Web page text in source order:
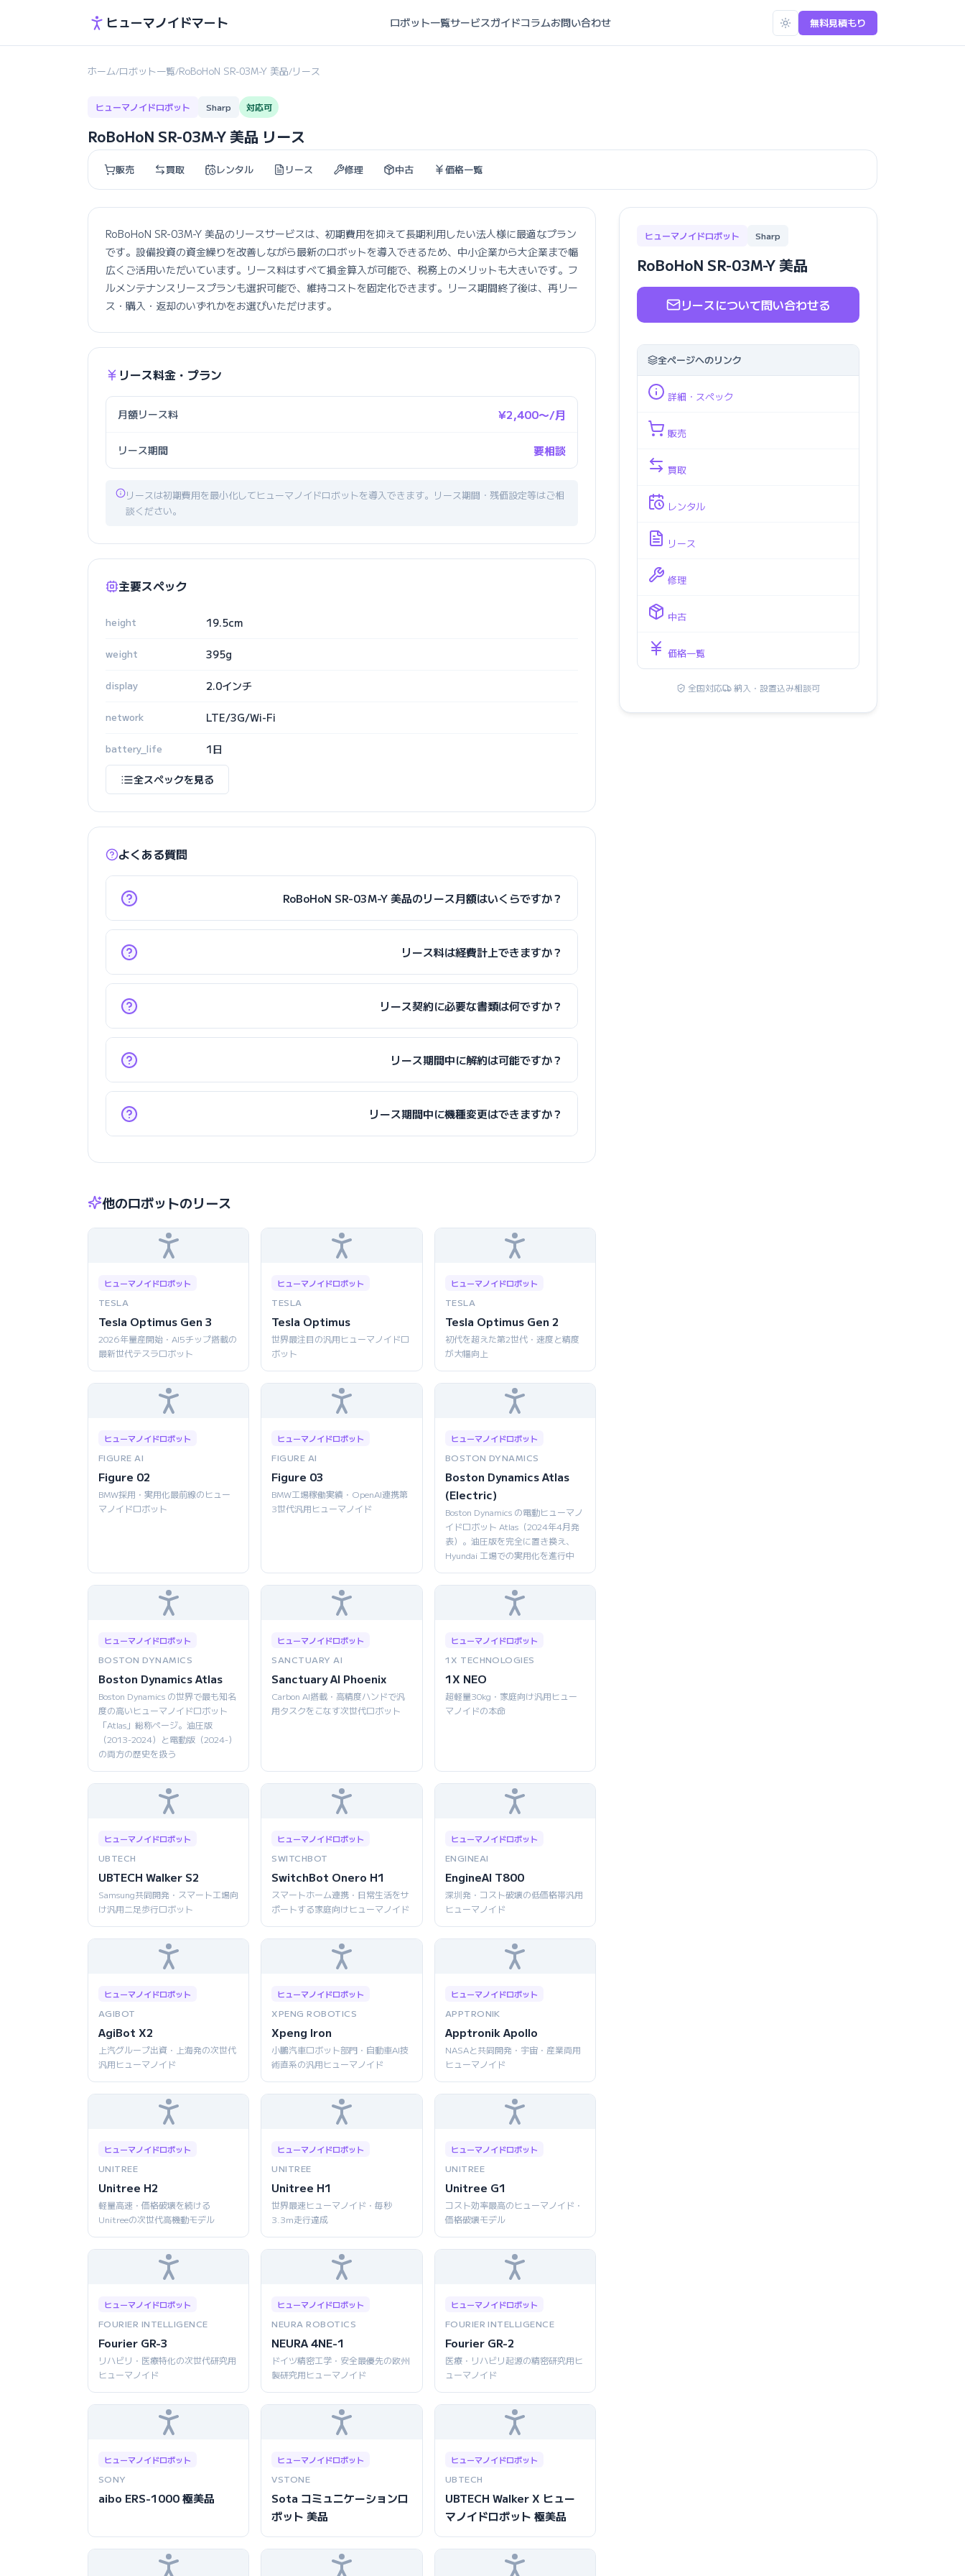
ヒューマノイドマート ロボット一覧サービスガイドコラムお問い合わせ 無料見積もり
ホーム/ロボット一覧/RoBoHoN SR-03M-Y 美品/リース
ヒューマノイドロボット Sharp 対応可
RoBoHoN SR-03M-Y 美品 リース
販売 買取 レンタル リース 修理 中古 価格一覧
RoBoHoN SR-03M-Y 美品のリースサービスは、初期費用を抑えて長期利用したい法人様に最適なプラン
です。設備投資の資金繰りを改善しながら最新のロボットを導入できるため、中小企業から大企業まで幅
広くご活用いただいています。リース料はすべて損金算入が可能で、税務上のメリットも大きいです。フ
ルメンテナンスリースプランも選択可能で、維持コストを固定化できます。リース期間終了後は、再リー
ス・購入・返却のいずれかをお選びいただけます。
リース料金・プラン
月額リース料 ¥2,400〜/月
リース期間 要相談
リースは初期費用を最小化してヒューマノイドロボットを導入できます。リース期間・残価設定等はご相
談ください。
主要スペック
height 19.5cm
weight 395g
display 2.0インチ
network LTE/3G/Wi-Fi
battery_life 1日
全スペックを見る
よくある質問
RoBoHoN SR-03M-Y 美品のリース月額はいくらですか？
リース料は経費計上できますか？
リース契約に必要な書類は何ですか？
リース期間中に解約は可能ですか？
リース期間中に機種変更はできますか？
他のロボットのリース
ヒューマノイドロボット
TESLA
Tesla Optimus Gen 3
2026年量産開始・AI5チップ搭載の
最新世代テスラロボット
ヒューマノイドロボット
TESLA
Tesla Optimus
世界最注目の汎用ヒューマノイドロ
ボット
ヒューマノイドロボット
TESLA
Tesla Optimus Gen 2
初代を超えた第2世代・速度と精度
が大幅向上
ヒューマノイドロボット
FIGURE AI
Figure 02
BMW採用・実用化最前線のヒュー
マノイドロボット
ヒューマノイドロボット
FIGURE AI
Figure 03
BMW工場稼働実績・OpenAI連携第
3世代汎用ヒューマノイド
ヒューマノイドロボット
BOSTON DYNAMICS
Boston Dynamics Atlas
(Electric)
Boston Dynamics の電動ヒューマノ
イドロボット Atlas（2024年4月発
表）。油圧版を完全に置き換え、
Hyundai 工場での実用化を進行中
ヒューマノイドロボット
BOSTON DYNAMICS
Boston Dynamics Atlas
Boston Dynamics の世界で最も知名
度の高いヒューマノイドロボット
「Atlas」総称ページ。油圧版
（2013-2024）と電動版（2024-）
の両方の歴史を扱う
ヒューマノイドロボット
SANCTUARY AI
Sanctuary AI Phoenix
Carbon AI搭載・高精度ハンドで汎
用タスクをこなす次世代ロボット
ヒューマノイドロボット
1X TECHNOLOGIES
1X NEO
超軽量30kg・家庭向け汎用ヒュー
マノイドの本命
ヒューマノイドロボット
UBTECH
UBTECH Walker S2
Samsung共同開発・スマート工場向
け汎用二足歩行ロボット
ヒューマノイドロボット
SWITCHBOT
SwitchBot Onero H1
スマートホーム連携・日常生活をサ
ポートする家庭向けヒューマノイド
ヒューマノイドロボット
ENGINEAI
EngineAI T800
深圳発・コスト破壊の低価格帯汎用
ヒューマノイド
ヒューマノイドロボット
AGIBOT
AgiBot X2
上汽グループ出資・上海発の次世代
汎用ヒューマノイド
ヒューマノイドロボット
XPENG ROBOTICS
Xpeng Iron
小鵬汽車ロボット部門・自動車AI技
術直系の汎用ヒューマノイド
ヒューマノイドロボット
APPTRONIK
Apptronik Apollo
NASAと共同開発・宇宙・産業両用
ヒューマノイド
ヒューマノイドロボット
UNITREE
Unitree H2
軽量高速・価格破壊を続ける
Unitreeの次世代高機動モデル
ヒューマノイドロボット
UNITREE
Unitree H1
世界最速ヒューマノイド・毎秒
3.3m走行達成
ヒューマノイドロボット
UNITREE
Unitree G1
コスト効率最高のヒューマノイド・
価格破壊モデル
ヒューマノイドロボット
FOURIER INTELLIGENCE
Fourier GR-3
リハビリ・医療特化の次世代研究用
ヒューマノイド
ヒューマノイドロボット
NEURA ROBOTICS
NEURA 4NE-1
ドイツ精密工学・安全最優先の欧州
製研究用ヒューマノイド
ヒューマノイドロボット
FOURIER INTELLIGENCE
Fourier GR-2
医療・リハビリ起源の精密研究用ヒ
ューマノイド
ヒューマノイドロボット
SONY
aibo ERS-1000 極美品
ヒューマノイドロボット
VSTONE
Sota コミュニケーションロ
ボット 美品
ヒューマノイドロボット
UBTECH
UBTECH Walker X ヒュー
マノイドロボット 極美品
ヒューマノイドロボット Sharp
RoBoHoN SR-03M-Y 美品
リースについて問い合わせる
全ページへのリンク
詳細・スペック
販売
買取
レンタル
リース
修理
中古
価格一覧
全国対応 納入・設置込み相談可